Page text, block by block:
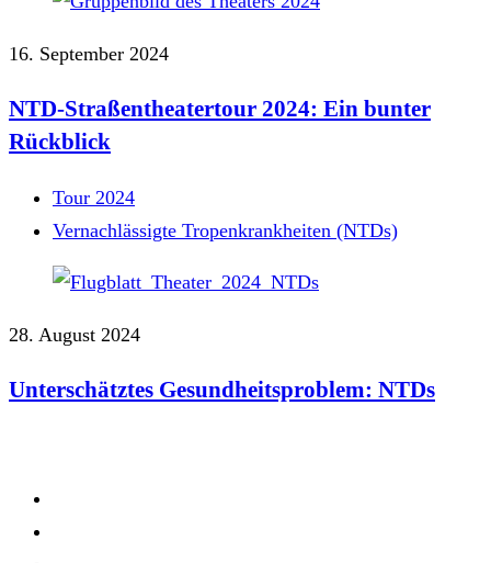
16. September 2024
NTD-Straßentheatertour 2024: Ein bunter
Rückblick
Tour 2024
Vernachlässigte Tropenkrankheiten (NTDs)
28. August 2024
Unterschätztes Gesundheitsproblem: NTDs